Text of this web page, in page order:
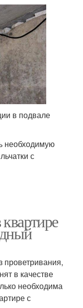
в подвале
необходимую
с
проветривания,
в качестве
необходима
с